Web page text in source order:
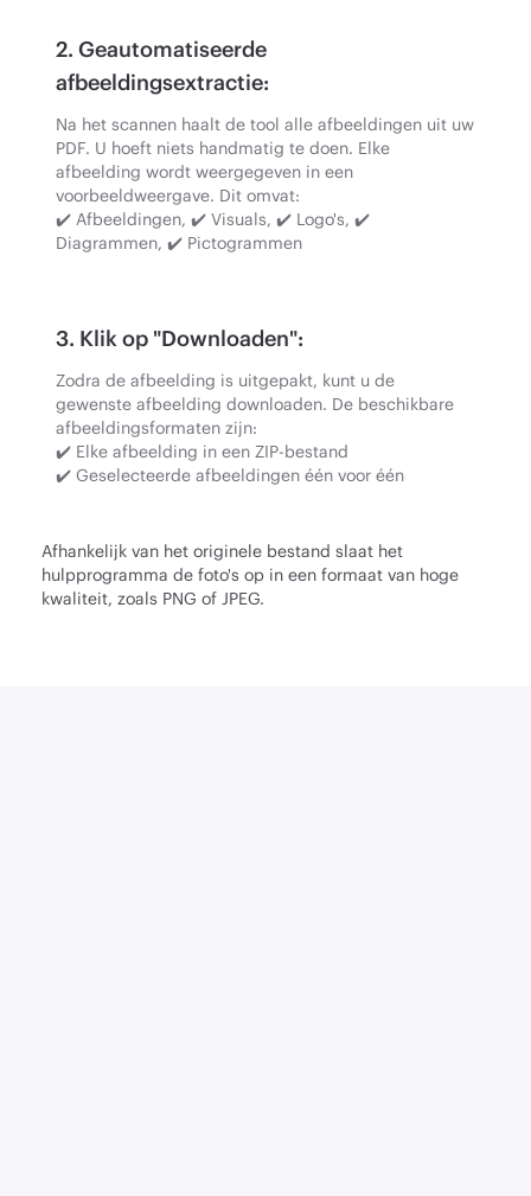
2. Geautomatiseerde
afbeeldingsextractie:
Na het scannen haalt de tool alle afbeeldingen uit uw
PDF. U hoeft niets handmatig te doen. Elke
afbeelding wordt weergegeven in een
voorbeeldweergave. Dit omvat:
✔️ Afbeeldingen, ✔️ Visuals, ✔️ Logo's, ✔️
Diagrammen, ✔️ Pictogrammen
3. Klik op "Downloaden":
Zodra de afbeelding is uitgepakt, kunt u de
gewenste afbeelding downloaden. De beschikbare
afbeeldingsformaten zijn:
✔️ Elke afbeelding in een ZIP-bestand
✔️ Geselecteerde afbeeldingen één voor één
Afhankelijk van het originele bestand slaat het
hulpprogramma de foto's op in een formaat van hoge
kwaliteit, zoals PNG of JPEG.